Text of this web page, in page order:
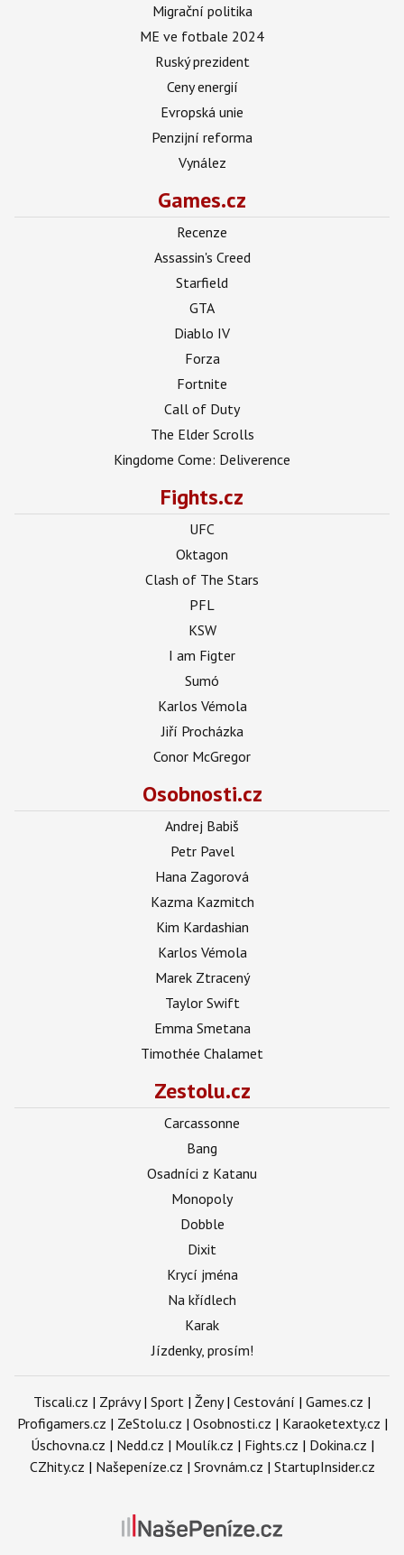
Migrační politika
ME ve fotbale 2024
Ruský prezident
Ceny energií
Evropská unie
Penzijní reforma
Vynález
Games.cz
Recenze
Assassin's Creed
Starfield
GTA
Diablo IV
Forza
Fortnite
Call of Duty
The Elder Scrolls
Kingdome Come: Deliverence
Fights.cz
UFC
Oktagon
Clash of The Stars
PFL
KSW
I am Figter
Sumó
Karlos Vémola
Jiří Procházka
Conor McGregor
Osobnosti.cz
Andrej Babiš
Petr Pavel
Hana Zagorová
Kazma Kazmitch
Kim Kardashian
Karlos Vémola
Marek Ztracený
Taylor Swift
Emma Smetana
Timothée Chalamet
Zestolu.cz
Carcassonne
Bang
Osadníci z Katanu
Monopoly
Dobble
Dixit
Krycí jména
Na křídlech
Karak
Jízdenky, prosím!
Tiscali.cz | Zprávy| Sport | Ženy| Cestování | Games.cz |
Profigamers.cz | ZeStolu.cz | Osobnosti.cz | Karaoketexty.cz |
Úschovna.cz | Nedd.cz | Moulík.cz | Fights.cz | Dokina.cz |
CZhity.cz | Našepeníze.cz | Srovnám.cz | StartupInsider.cz